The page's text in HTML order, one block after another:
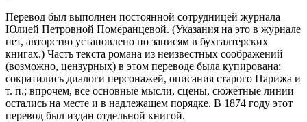
Перевод был выполнен постоянной сотрудницей журнала
Юлией Петровной Померанцевой. (Указания на это в журнале
нет, авторство установлено по записям в бухгалтерских
книгах.) Часть текста романа из неизвестных соображений
(возможно, цензурных) в этом переводе была купирована:
сократились диалоги персонажей, описания старого Парижа и
т. п.; впрочем, все основные мысли, сцены, сюжетные линии
остались на месте и в надлежащем порядке. В 1874 году этот
перевод был издан отдельной книгой.